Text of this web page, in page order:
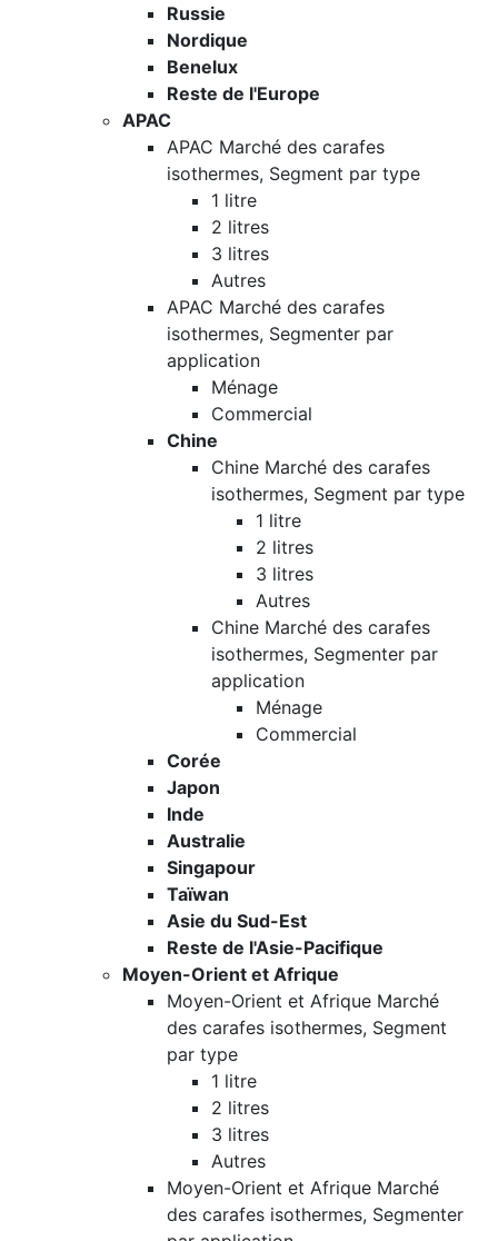
Russie
Nordique
Benelux
Reste de l'Europe
APAC
APAC Marché des carafes
isothermes, Segment par type
1 litre
2 litres
3 litres
Autres
APAC Marché des carafes
isothermes, Segmenter par
application
Ménage
Commercial
Chine
Chine Marché des carafes
isothermes, Segment par type
1 litre
2 litres
3 litres
Autres
Chine Marché des carafes
isothermes, Segmenter par
application
Ménage
Commercial
Corée
Japon
Inde
Australie
Singapour
Taïwan
Asie du Sud-Est
Reste de l'Asie-Pacifique
Moyen-Orient et Afrique
Moyen-Orient et Afrique Marché
des carafes isothermes, Segment
par type
1 litre
2 litres
3 litres
Autres
Moyen-Orient et Afrique Marché
des carafes isothermes, Segmenter